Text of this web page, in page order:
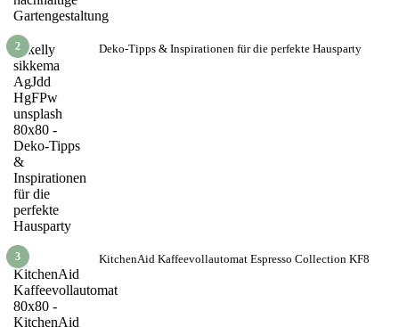
2 Deko-Tipps & Inspirationen für die perfekte Hausparty
3 KitchenAid Kaffeevollautomat Espresso Collection KF8